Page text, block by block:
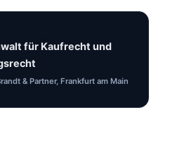
für Kaufrecht und
& Partner, Frankfurt am Main